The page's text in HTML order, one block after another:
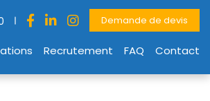
Demande de devis
Recrutement FAQ Contact